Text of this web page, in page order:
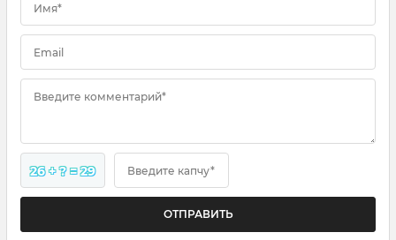
Имя*
Email
Введите комментарий*
26 + ? = 29 Введите капчу*